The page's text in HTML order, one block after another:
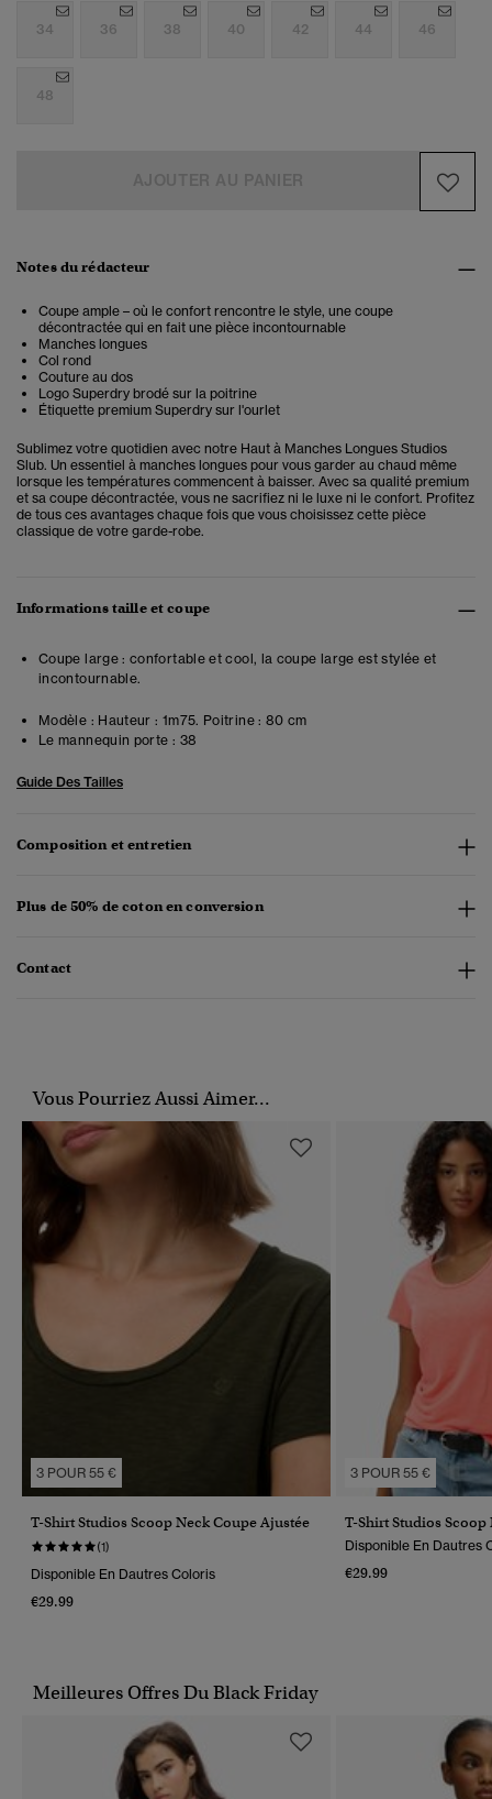
34 36 38 40 42 44 46
48
Notes du rédacteur
Coupe ample – où le confort rencontre le style, une coupe
décontractée qui en fait une pièce incontournable
Manches longues
Col rond
Couture au dos
Logo Superdry brodé sur la poitrine
Étiquette premium Superdry sur l'ourlet
Sublimez votre quotidien avec notre Haut à Manches Longues Studios
Slub. Un essentiel à manches longues pour vous garder au chaud même
lorsque les températures commencent à baisser. Avec sa qualité premium
et sa coupe décontractée, vous ne sacrifiez ni le luxe ni le confort. Profitez
de tous ces avantages chaque fois que vous choisissez cette pièce
classique de votre garde-robe.
Informations taille et coupe
Coupe large : confortable et cool, la coupe large est stylée et
incontournable.
Modèle : Hauteur : 1m75. Poitrine : 80 cm
Le mannequin porte : 38
Guide Des Tailles
Composition et entretien
Plus de 50% de coton en conversion
Contact
Vous Pourriez Aussi Aimer...
3 POUR 55 €
T-Shirt Studios Scoop Neck Coupe Ajustée
(1)
Disponible En Dautres Coloris
€29.99
3 POUR 55 €
T-Shirt Studios
Disponible En Dautres
€29.99
Meilleures Offres Du Black Friday